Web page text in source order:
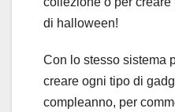
di halloween!
Con lo stesso sistema
creare ogni tipo di
compleanno, per